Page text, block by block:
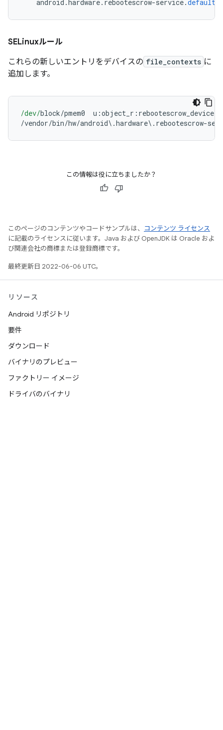
android .hardware. rebootescrow-service.default
SELinuxルール
これらの新しいエントリをデバイスの file_contexts に
追加します。
/dev/block/pmem0  u :object_r : rebootescrow_device
/vendor/bin/hw/android\.hardware\. rebootescrow-
この情報は役に立ちましたか？
このページのコンテンツやコードサンプルは、
コンテンツ ライセンス
に記載のライセンスに従います。Java および OpenJDK は Oracle およ
び関連会社の商標または登録商標です。
最終更新日 2022-06-06 UTC。
リソース
Android リポジトリ
要件
ダウンロード
バイナリのプレビュー
ファクトリー イメージ
ドライバのバイナリ